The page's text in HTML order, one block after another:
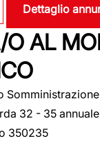
Dettaglio
AL
Somministrazione
32 - 35 annuale
350235